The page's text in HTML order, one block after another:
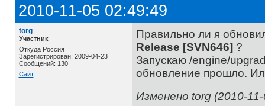
2010-11-05 02:49:49
torg
Участник
Откуда Россия
Зарегистрирован: 2009-04-23
Сообщений: 130
Сайт
Правильно ли я
Release [SVN646] ?
Запускаю /engine/
обновление прошло.
Изменено torg (2010-